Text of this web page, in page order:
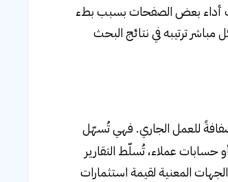
أداء بعض الصفحات بسبب بطء
ترتيبه في نتائج البحث
للعمل الجاري. فهي تُسهّل
حسابات عملاء، تُسلّط التقارير
المعنية لقيمة استثمارات